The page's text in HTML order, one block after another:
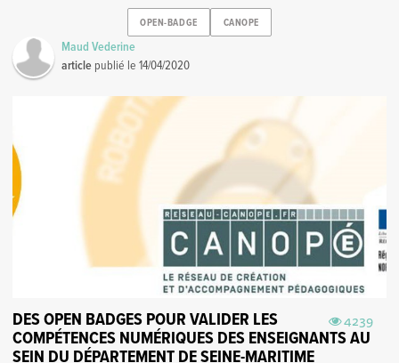
OPEN-BADGE CANOPE
Maud Vederine
article publié le14/04/2020
4239
DES OPEN BADGES POUR VALIDER LES
COMPÉTENCES NUMÉRIQUES DES ENSEIGNANTS AU
SEIN DU DÉPARTEMENT DE SEINE-MARITIME